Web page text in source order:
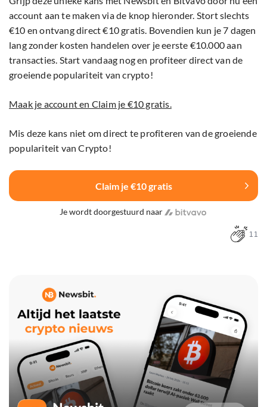
account aan te maken via de knop hieronder. Stort slechts
€10 en ontvang direct €10 gratis. Bovendien kun je 7 dagen
lang zonder kosten handelen over je eerste €10.000 aan
transacties. Start vandaag nog en profiteer direct van de
groeiende populariteit van crypto!
Maak je account en Claim je €10 gratis.
Mis deze kans niet om direct te profiteren van de groeiende
populariteit van Crypto!
Claim je €10 gratis
Je wordt doorgestuurd naar
11